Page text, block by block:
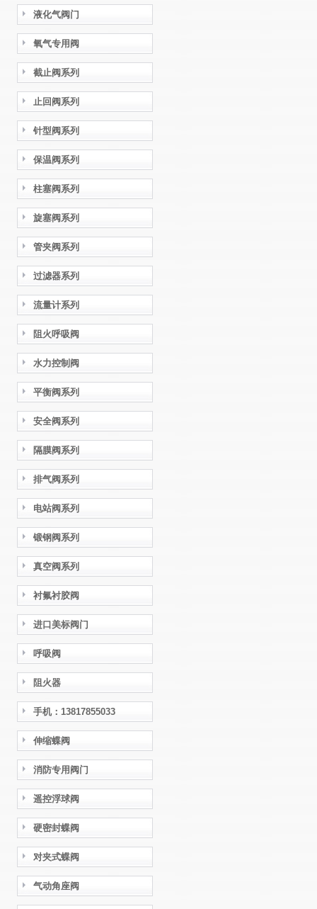
液化气阀门
氧气专用阀
截止阀系列
止回阀系列
针型阀系列
保温阀系列
柱塞阀系列
旋塞阀系列
管夹阀系列
过滤器系列
流量计系列
阻火呼吸阀
水力控制阀
平衡阀系列
安全阀系列
隔膜阀系列
排气阀系列
电站阀系列
锻钢阀系列
真空阀系列
衬氟衬胶阀
进口美标阀门
呼吸阀
阻火器
手机：13817855033
伸缩蝶阀
消防专用阀门
遥控浮球阀
硬密封蝶阀
对夹式蝶阀
气动角座阀